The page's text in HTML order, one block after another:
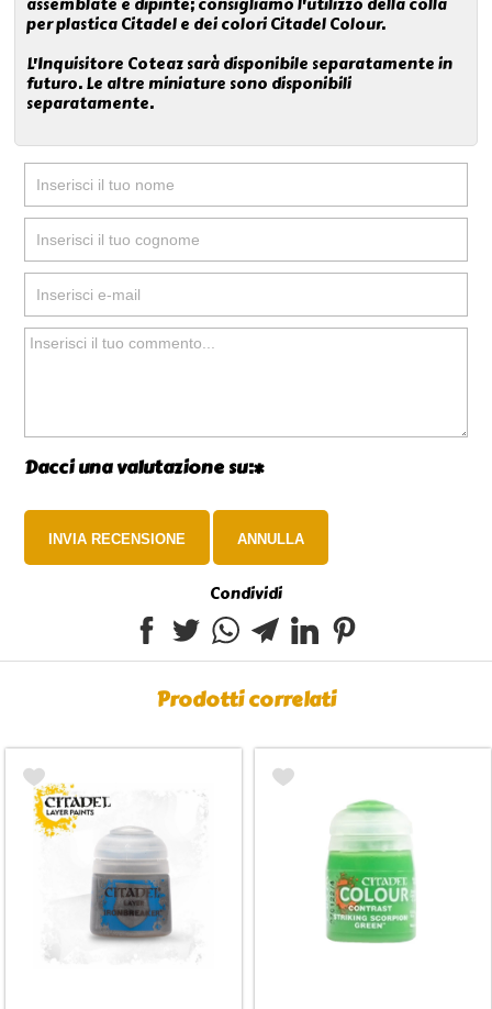
assemblate e dipinte; consigliamo l'utilizzo della colla
per plastica Citadel e dei colori Citadel Colour.
L'Inquisitore Coteaz sarà disponibile separatamente in
futuro. Le altre miniature sono disponibili
separatamente.
Dacci una valutazione su:*
Condividi
Prodotti correlati